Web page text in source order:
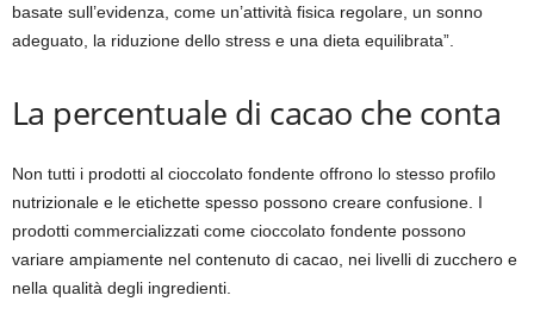
basate sull’evidenza, come un’attività fisica regolare, un sonno
adeguato, la riduzione dello stress e una dieta equilibrata”.
La percentuale di cacao che conta
Non tutti i prodotti al cioccolato fondente offrono lo stesso profilo
nutrizionale e le etichette spesso possono creare confusione. I
prodotti commercializzati come cioccolato fondente possono
variare ampiamente nel contenuto di cacao, nei livelli di zucchero e
nella qualità degli ingredienti.